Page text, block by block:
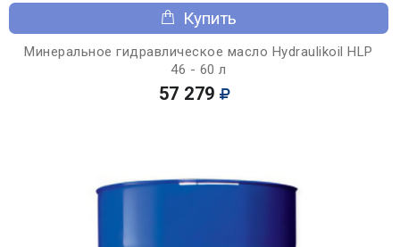
Купить
Минеральное гидравлическое масло Hydraulikoil HLP
46 - 60 л
57 279